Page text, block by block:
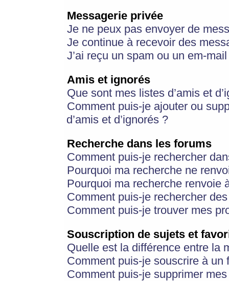
Messagerie privée
Je ne peux pas envoyer de
Je continue à recevoir des
J’ai reçu un spam ou un em-
Amis et ignorés
Que sont mes listes d’amis et
Comment puis-je ajouter ou
d’amis et d’ignorés ?
Recherche dans les forums
Comment puis-je rechercher
Pourquoi ma recherche ne
Pourquoi ma recherche renvoie
Comment puis-je rechercher
Comment puis-je trouver mes
Souscription de sujets et
Quelle est la différence entre la
Comment puis-je souscrire à
Comment puis-je supprimer